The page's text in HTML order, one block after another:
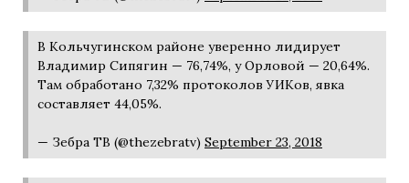
В Кольчугинском районе уверенно лидирует
Владимир Сипягин — 76,74%, у Орловой — 20,64%.
Там обработано 7,32% протоколов УИКов, явка
составляет 44,05%.
— Зебра ТВ (@thezebratv) September 23, 2018